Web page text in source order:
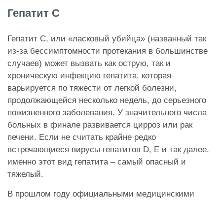
Гепатит С
Гепатит C, или «ласковый убийца» (названный так
из-за бессимптомности протекания в большинстве
случаев) может вызвать как острую, так и
хроническую инфекцию гепатита, которая
варьируется по тяжести от легкой болезни,
продолжающейся несколько недель, до серьезного
пожизненного заболевания. У значительного числа
больных в финале развивается цирроз или рак
печени. Если не считать крайне редко
встречающиеся вирусы гепатитов D, Е и так далее,
именно этот вид гепатита – самый опасный и
тяжелый.
В прошлом году официальными медицинскими